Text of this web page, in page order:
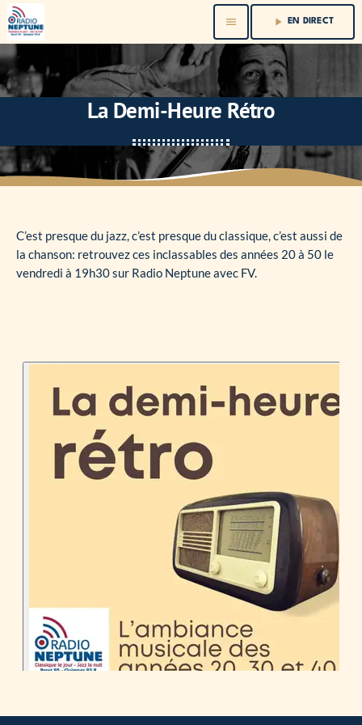
menu play_arrow EN DIRECT
La Demi-Heure Rétro
C’est presque du jazz, c’est presque du classique, c’est aussi de
la chanson: retrouvez ces inclassables des années 20 à 50 le
vendredi à 19h30 sur Radio Neptune avec FV.